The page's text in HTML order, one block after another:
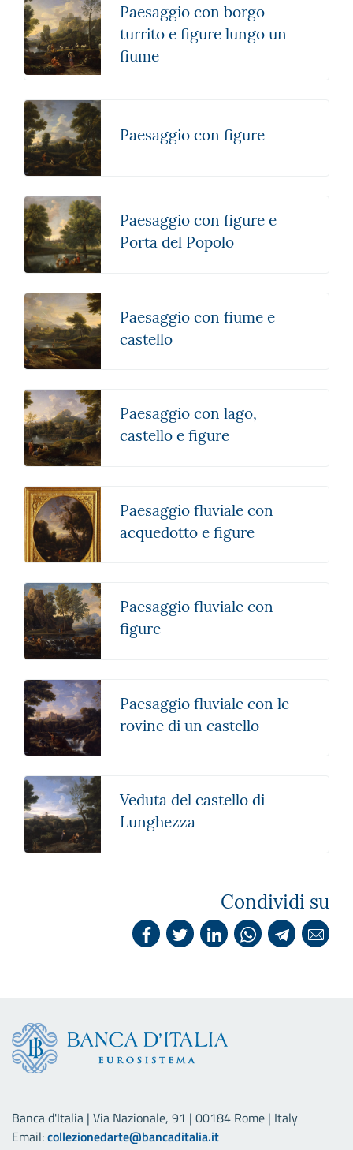
Paesaggio con borgo
turrito e figure lungo un
fiume
Paesaggio con figure
Paesaggio con figure e
Porta del Popolo
Paesaggio con fiume e
castello
Paesaggio con lago,
castello e figure
Paesaggio fluviale con
acquedotto e figure
Paesaggio fluviale con
figure
Paesaggio fluviale con le
rovine di un castello
Veduta del castello di
Lunghezza
Condividi su
Banca d'Italia | Via Nazionale, 91 | 00184 Rome | Italy
Email:collezionedarte@bancaditalia.it